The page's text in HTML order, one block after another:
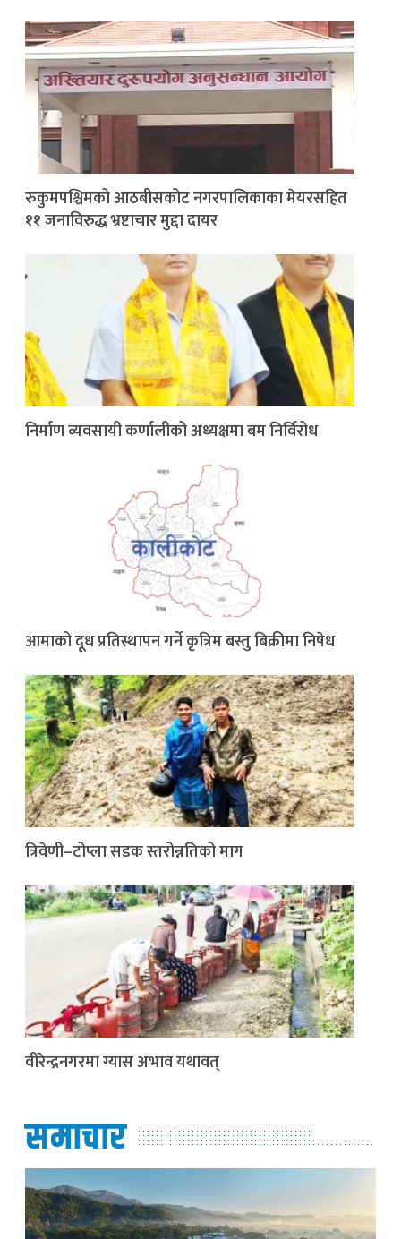
रुकुमपश्चिमको आठबीसकोट नगरपालिकाका मेयरसहित
११ जनाविरुद्ध भ्रष्टाचार मुद्दा दायर
निर्माण व्यवसायी कर्णालीको अध्यक्षमा बम निर्विरोध
आमाको दूध प्रतिस्थापन गर्ने कृत्रिम बस्तु बिक्रीमा निषेध
त्रिवेणी–टोप्ला सडक स्तरोन्नतिको माग
वीरेन्द्रनगरमा ग्यास अभाव यथावत्
समाचार